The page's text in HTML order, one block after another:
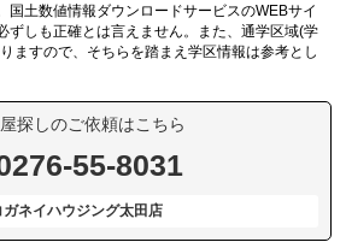
国土数値情報ダウンロードサービスのWEBサイ
ずしも正確とは言えません。また、通学区域(学
ますので、そちらを踏まえ学区情報は参考とし
探しのご依頼はこちら
55-8031
ガネイハウジング太田店